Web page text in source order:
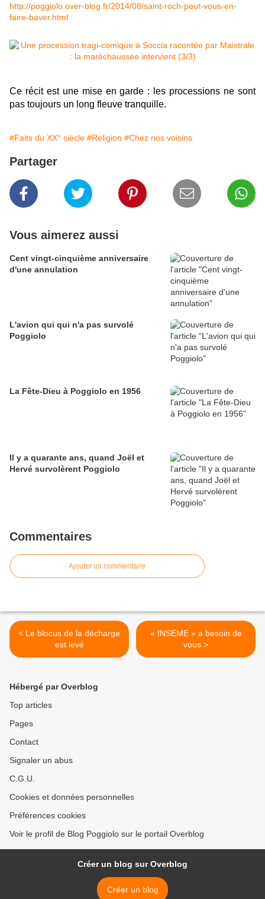
http://poggiolo.over-blog.fr/2014/08/saint-roch-peut-vous-en-
faire-baver.html​
Ce récit est une mise en garde : les processions ne sont
pas toujours un long fleuve tranquille.
#Faits du XX° siècle #Religion #Chez nos voisins
Partager
Vous aimerez aussi
Cent vingt-cinquième anniversaire
d'une annulation
L'avion qui qui n'a pas survolé
Poggiolo
La Fête-Dieu à Poggiolo en 1956
Il y a quarante ans, quand Joël et
Hervé survolèrent Poggiolo
Commentaires
Ajouter un commentaire
< Le blocus de la décharge
est levé
« INSEME » a besoin de
vous >
Hébergé par Overblog
Top articles
Pages
Contact
Signaler un abus
C.G.U.
Cookies et données personnelles
Préférences cookies
Voir le profil de Blog Poggiolo sur le portail Overblog
Créer un blog sur Overblog
Créer un blog